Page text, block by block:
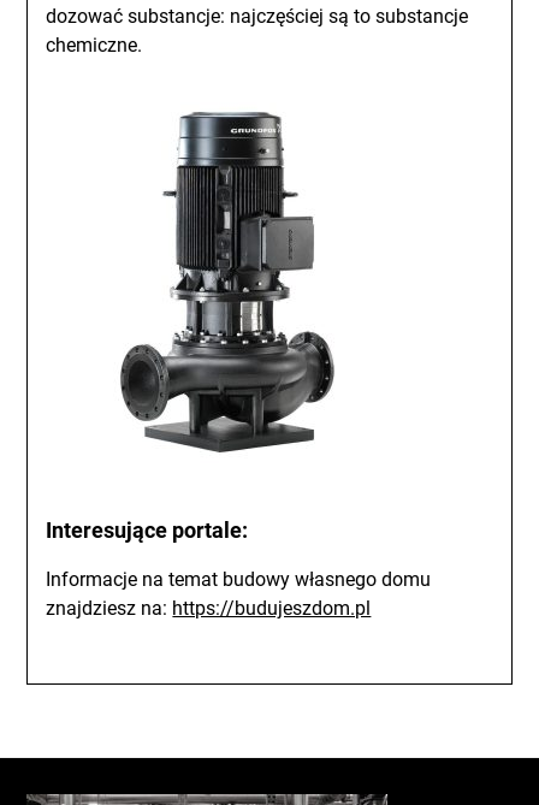
dozować substancje: najczęściej są to substancje
chemiczne.
Interesujące portale:
Informacje na temat budowy własnego domu
znajdziesz na: https://budujeszdom.pl